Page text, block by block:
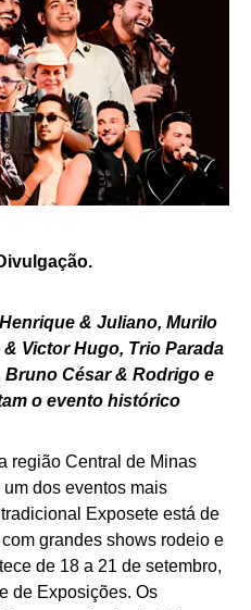
& Juliano, Murilo
Victor Hugo, Trio Parada
Bruno César & Rodrigo e
o evento histórico
região Central de Minas
dos eventos mais
Exposete está de
grandes shows rodeio e
de 18 a 21 de setembro,
de Exposições. Os